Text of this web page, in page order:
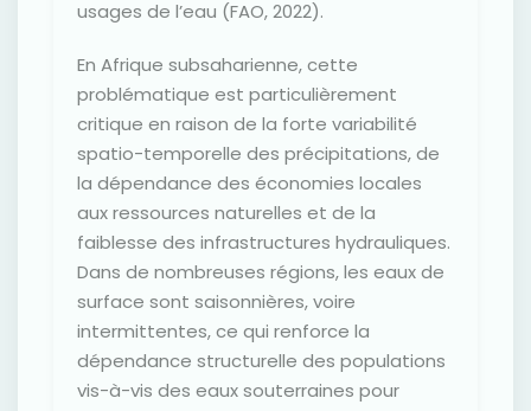
usages de l’eau (FAO, 2022).
En Afrique subsaharienne, cette
problématique est particulièrement
critique en raison de la forte variabilité
spatio-temporelle des précipitations, de
la dépendance des économies locales
aux ressources naturelles et de la
faiblesse des infrastructures hydrauliques.
Dans de nombreuses régions, les eaux de
surface sont saisonnières, voire
intermittentes, ce qui renforce la
dépendance structurelle des populations
vis-à-vis des eaux souterraines pour